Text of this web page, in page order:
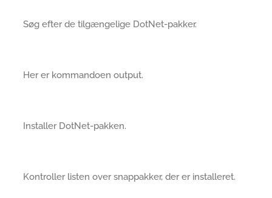
Søg efter de tilgængelige DotNet-pakker.
Her er kommandoen output.
Installer DotNet-pakken.
Kontroller listen over snappakker, der er installeret.